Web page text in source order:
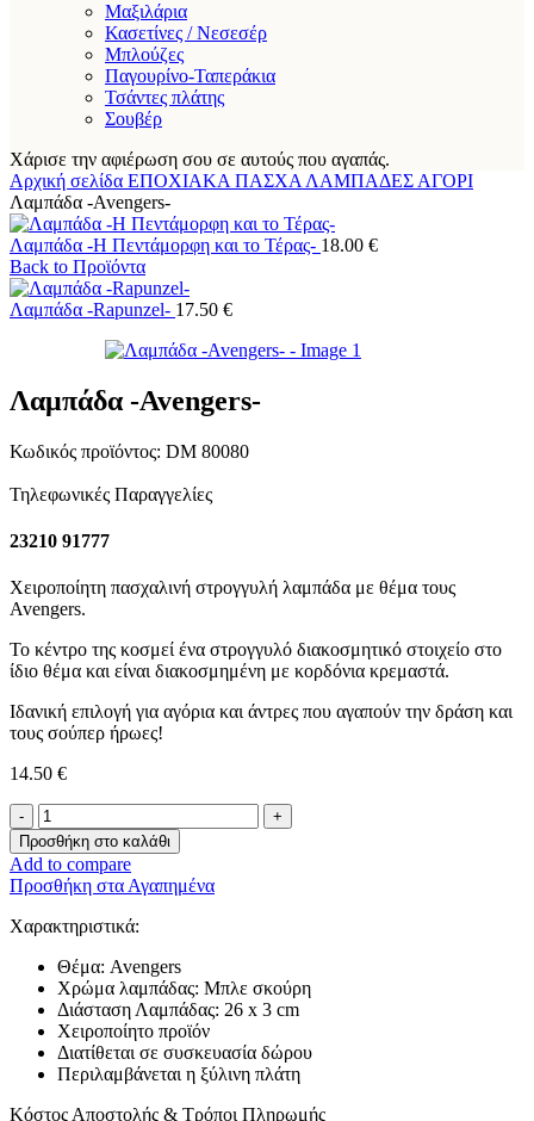
Μαξιλάρια
Κασετίνες / Νεσεσέρ
Μπλούζες
Παγουρίνο-Ταπεράκια
Τσάντες πλάτης
Σουβέρ
Χάρισε την αφιέρωση σου σε αυτούς που αγαπάς.
Αρχική σελίδα ΕΠΟΧΙΑΚΑ ΠΑΣΧΑ ΛΑΜΠΑΔΕΣ ΑΓΟΡΙ
Λαμπάδα -Avengers-
Λαμπάδα -Η Πεντάμορφη και το Τέρας- 18.00 €
Back to Προϊόντα
Λαμπάδα -Rapunzel- 17.50 €
Λαμπάδα -Avengers-
Κωδικός προϊόντος: DM 80080
Τηλεφωνικές Παραγγελίες
23210 91777
Χειροποίητη πασχαλινή στρογγυλή λαμπάδα με θέμα τους
Avengers.
Το κέντρο της κοσμεί ένα στρογγυλό διακοσμητικό στοιχείο στο
ίδιο θέμα και είναι διακοσμημένη με κορδόνια κρεμαστά.
Ιδανική επιλογή για αγόρια και άντρες που αγαπούν την δράση και
τους σούπερ ήρωες!
14.50 €
Λαμπάδα
-
Avengers-
ποσότητα
Προσθήκη στο καλάθι
Add to compare
Προσθήκη στα Αγαπημένα
Χαρακτηριστικά:
Θέμα: Avengers
Χρώμα λαμπάδας: Μπλε σκούρη
Διάσταση Λαμπάδας: 26 x 3 cm
Χειροποίητο προϊόν
Διατίθεται σε συσκευασία δώρου
Περιλαμβάνεται η ξύλινη πλάτη
Κόστος Αποστολής & Τρόποι Πληρωμής